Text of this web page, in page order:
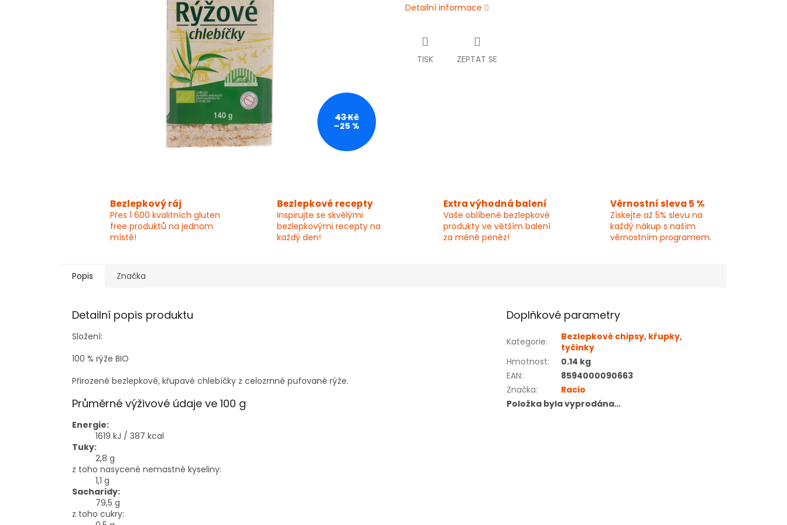
43 Kč
–25 %
Detailní informace
TISK ZEPTAT SE
Bezlepkový ráj
Přes 1 600 kvalitních gluten
free produktů na jednom
místě!
Bezlepkové recepty
Inspirujte se skvělými
bezlepkovými recepty na
každý den!
Extra výhodná balení
Vaše oblíbené bezlepkové
produkty ve větším balení
za méně peněz!
Věrnostní sleva 5 %
Získejte až 5% slevu na
každý nákup s naším
věrnostním programem.
Popis Značka
Detailní popis produktu
Složení:
100 % rýže BIO
Přirozeně bezlepkové, křupavé chlebíčky z celozrnné pufované rýže.
Průměrné výživové údaje ve 100 g
Energie:
1619 kJ / 387 kcal
Tuky:
2,8 g
z toho nasycené nemastné kyseliny:
1,1 g
Sacharidy:
79,5 g
z toho cukry:
Doplňkové parametry
Kategorie:
Bezlepkové chipsy, křupky,
tyčinky
Hmotnost:
0.14 kg
EAN:
8594000090663
Značka:
Racio
Položka byla vyprodána…